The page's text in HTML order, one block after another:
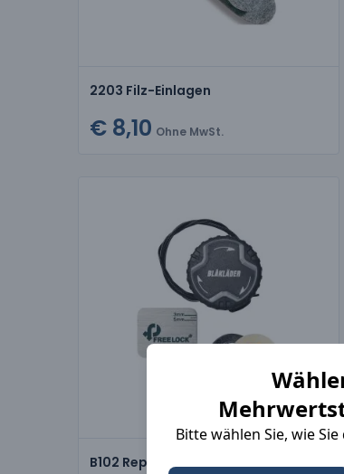
Bitte wählen Sie, wie
2203 Filz-Einlagen
€ 8,10 Ohne MwSt.